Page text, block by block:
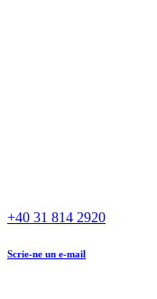
+40 31 814 2920
Scrie-ne un e-mail